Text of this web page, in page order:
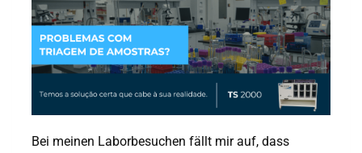
Bei meinen Laborbesuchen fällt mir auf, dass